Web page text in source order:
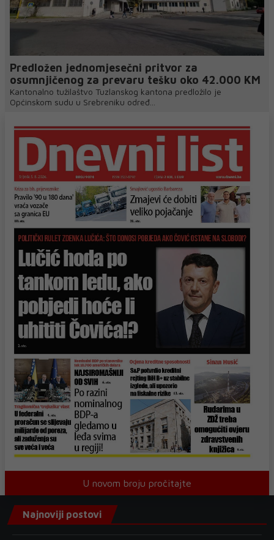
Predložen jednomjesečni pritvor za
osumnjičenog za prevaru tešku oko 42.000 KM
Kantonalno tužilaštvo Tuzlanskog kantona predložilo je
Općinskom sudu u Srebreniku određ...
U novom broju pročitajte
Najnoviji postovi